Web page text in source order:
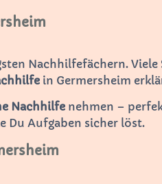
Nachhilfefächern.
in Germersheim
Nachhilfe nehmen –
Du Aufgaben sicher löst.